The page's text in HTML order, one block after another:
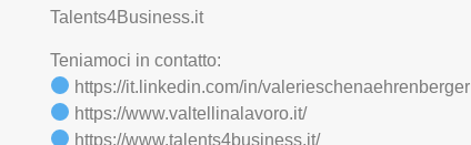
Talents4Business.it
Teniamoci in contatto:
https://it.linkedin.com/in/valerieschenaehrenberger
https://www.valtellinalavoro.it/
https://www.talents4business.it/